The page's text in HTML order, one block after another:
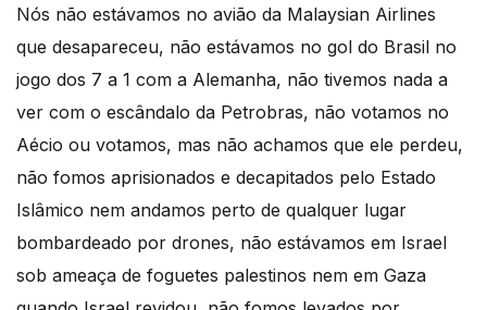
Nós não estávamos no avião da Malaysian Airlines
que desapareceu, não estávamos no gol do Brasil no
jogo dos 7 a 1 com a Alemanha, não tivemos nada a
ver com o escândalo da Petrobras, não votamos no
Aécio ou votamos, mas não achamos que ele perdeu,
não fomos aprisionados e decapitados pelo Estado
Islâmico nem andamos perto de qualquer lugar
bombardeado por drones, não estávamos em Israel
sob ameaça de foguetes palestinos nem em Gaza